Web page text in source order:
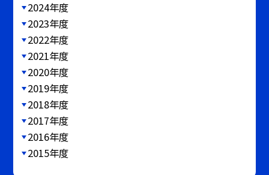
2024年度
2023年度
2022年度
2021年度
2020年度
2019年度
2018年度
2017年度
2016年度
2015年度